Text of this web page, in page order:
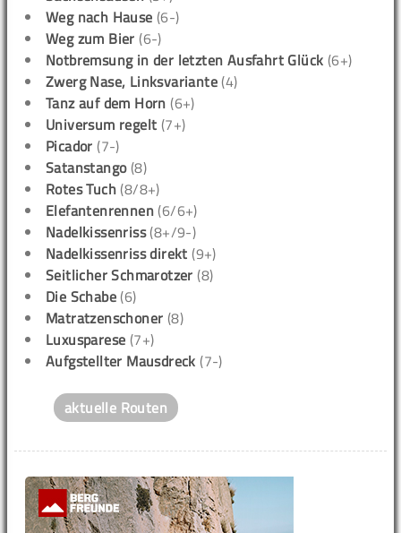
Weg nach Hause (6-)
Weg zum Bier (6-)
Notbremsung in der letzten Ausfahrt Glück (6+)
Zwerg Nase, Linksvariante (4)
Tanz auf dem Horn (6+)
Universum regelt (7+)
Picador (7-)
Satanstango(8)
Rotes Tuch (8/8+)
Elefantenrennen (6/6+)
Nadelkissenriss(8+/9-)
Nadelkissenriss direkt (9+)
Seitlicher Schmarotzer (8)
Die Schabe (6)
Matratzenschoner (8)
Luxusparese (7+)
Aufgstellter Mausdreck (7-)
aktuelle Routen